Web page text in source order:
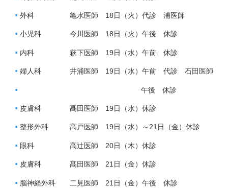
外科 亀水医師 18日（火）代診 浦医師
小児科 今川医師 18日（火）午後 休診
内科 萩下医師 19日（水）午前 休診
婦人科 井浦医師 19日（水）午前 代診 石田医師
午後 休診
皮膚科 髙田医師 19日（水）休診
整形外科 高戸医師 19日（水）～21日（金）休診
眼科 高辻医師 20日（木）休診
皮膚科 髙田医師 21日（金）休診
脳神経外科 二見医師 21日（金）午後 休診